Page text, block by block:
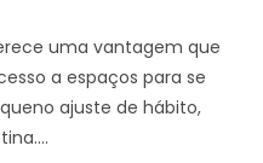
uma vantagem que
a espaços para se
ajuste de hábito,